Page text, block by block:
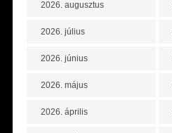
2026. augusztus
2026. július
2026. június
2026. május
2026. április